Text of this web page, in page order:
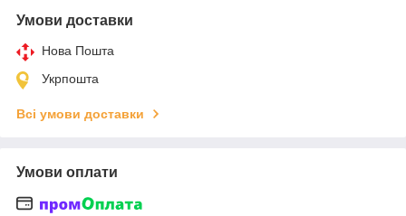
Умови доставки
Нова Пошта
Укрпошта
Всі умови доставки
Умови оплати